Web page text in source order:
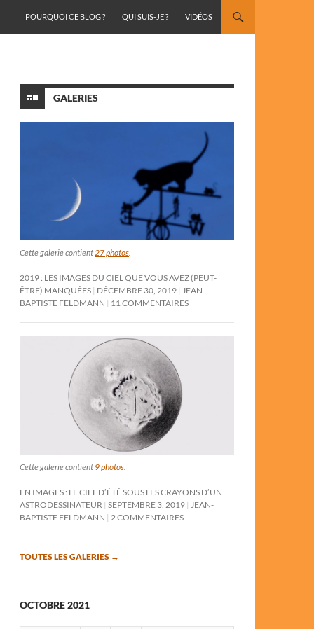
POURQUOI CE BLOG ?
QUI SUIS-JE ? VIDÉOS
GALERIES
Cette galerie contient27 photos.
2019 : LES IMAGES DU CIEL QUE VOUS AVEZ (PEUT-
ÊTRE) MANQUÉES DÉCEMBRE 30, 2019 JEAN-
BAPTISTE FELDMANN
11 COMMENTAIRES
Cette galerie contient 9 photos
EN IMAGES : LE CIEL D’ÉTÉ SOUS LES CRAYONS D’UN
ASTRODESSINATEUR SEPTEMBRE 3, 2019
JEAN-
BAPTISTE FELDMANN
2 COMMENTAIRES
TOUTES LES GALERIES →
OCTOBRE 2021